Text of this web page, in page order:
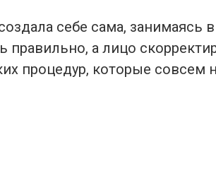
себе сама, занимаясь в
правильно, а лицо
процедур, которые совсем